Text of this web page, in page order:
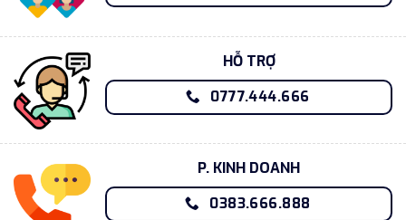
HỖ TRỢ
0777.444.666
P. KINH DOANH
0383.666.888